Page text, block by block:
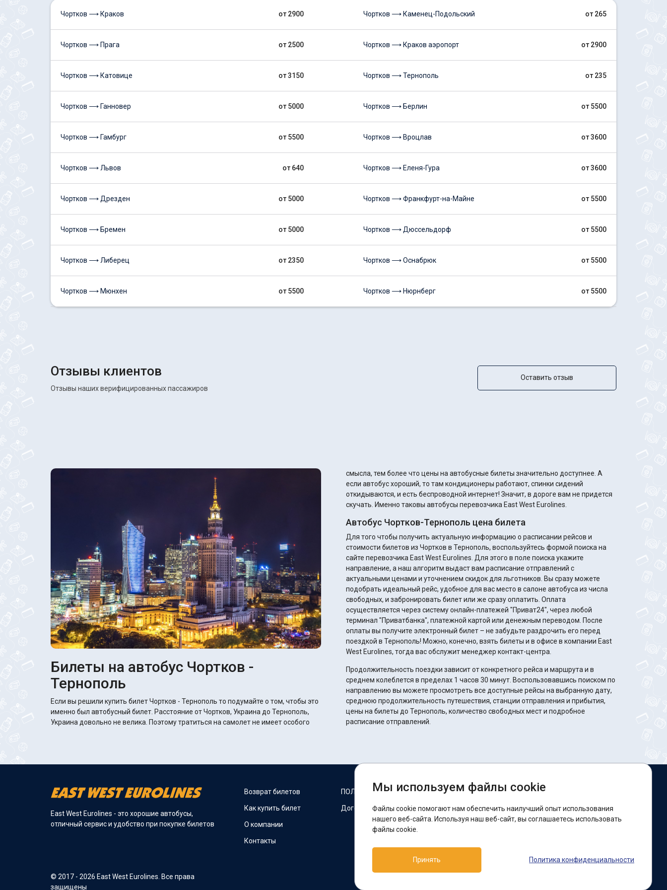
Чортков ⟶ Краков от 2900
Чортков ⟶ Прага от 2500
Чортков ⟶ Катовице от 3150
Чортков ⟶ Ганновер от 5000
Чортков ⟶ Гамбург от 5500
Чортков ⟶ Львов от 640
Чортков ⟶ Дрезден от 5000
Чортков ⟶ Бремен от 5000
Чортков ⟶ Либерец от 2350
Чортков ⟶ Мюнхен от 5500
Чортков ⟶ Каменец-Подольский от 265
Чортков ⟶ Краков аэропорт от 2900
Чортков ⟶ Тернополь от 235
Чортков ⟶ Берлин от 5500
Чортков ⟶ Вроцлав от 3600
Чортков ⟶ Еленя-Гура от 3600
Чортков ⟶ Франкфурт-на-Майне от 5500
Чортков ⟶ Дюссельдорф от 5500
Чортков ⟶ Оснабрюк от 5500
Чортков ⟶ Нюрнберг от 5500
Отзывы клиентов
Отзывы наших верифицированных пассажиров
Оставить отзыв
Билеты на автобус Чортков -
Тернополь
Если вы решили купить билет Чортков - Тернополь то подумайте о том, чтобы это
именно был автобусный билет. Расстояние от Чортков, Украина до Тернополь,
Украина довольно не велика. Поэтому тратиться на самолет не имеет особого
смысла, тем более что цены на автобусные билеты значительно доступнее. А
если автобус хороший, то там кондиционеры работают, спинки сидений
откидываются, и есть беспроводной интернет! Значит, в дороге вам не придется
скучать. Именно таковы автобусы перевозчика East West Eurolines.
Автобус Чортков-Тернополь цена билета
Для того чтобы получить актуальную информацию о расписании рейсов и
стоимости билетов из Чортков в Тернополь, воспользуйтесь формой поиска на
сайте перевозчика East West Eurolines. Для этого в поле поиска укажите
направление, а наш алгоритм выдаст вам расписание отправлений с
актуальными ценами и уточнением скидок для льготников. Вы сразу можете
подобрать идеальный рейс, удобное для вас место в салоне автобуса из числа
свободных, и забронировать билет или же сразу оплатить. Оплата
осуществляется через систему онлайн-платежей "Приват24", через любой
терминал "Приватбанка", платежной картой или денежным переводом. После
оплаты вы получите электронный билет – не забудьте раздрочить его перед
поездкой в Тернополь! Можно, конечно, взять билеты и в офисе в компании East
West Eurolines, тогда вас обслужит менеджер контакт-центра.
Продолжительность поездки зависит от конкретного рейса и маршрута и в
среднем колеблется в пределах 1 часов 30 минут. Воспользовавшись поиском по
направлению вы можете просмотреть все доступные рейсы на выбранную дату,
среднюю продолжительность путешествия, станции отправления и прибытия,
цены на билеты до Тернополь, количество свободных мест и подробное
расписание отправлений.
East West Eurolines - это хорошие автобусы,
отличный сервис и удобство при покупке билетов
© 2017 - 2026 East West Eurolines. Все права
защищены
Возврат билетов
Как купить билет
О компании
Контакты
ПОЛИТИКА COOKIES
Договор оферты
Мы в соцсетях:
Facebook
Поддержка:
Telegram-бот
Мы используем файлы cookie
Файлы cookie помогают нам обеспечить наилучший опыт использования
нашего веб-сайта. Используя наш веб-сайт, вы соглашаетесь использовать
файлы cookie.
Принять Политика конфиденциальности